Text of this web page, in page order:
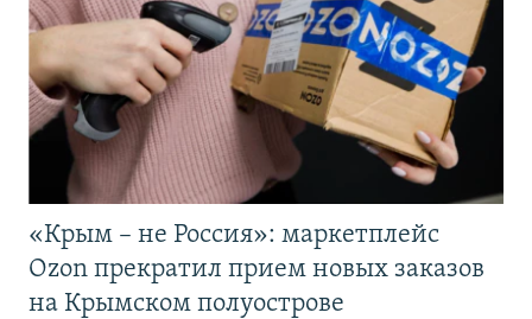
«Крым – не Россия»: маркетплейс
Ozon прекратил прием новых заказов
на Крымском полуострове